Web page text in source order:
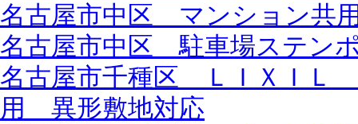
名古屋市中区 マンション共
名古屋市中区 駐車場ステン
名古屋市千種区 ＬＩＸＩＬ
用 異形敷地対応